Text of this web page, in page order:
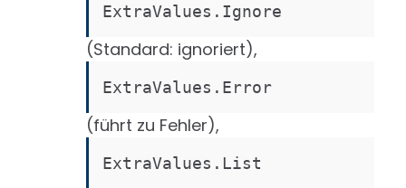
ExtraValues.Ignore
(Standard: ignoriert),
ExtraValues.Error
(führt zu Fehler),
ExtraValues.List